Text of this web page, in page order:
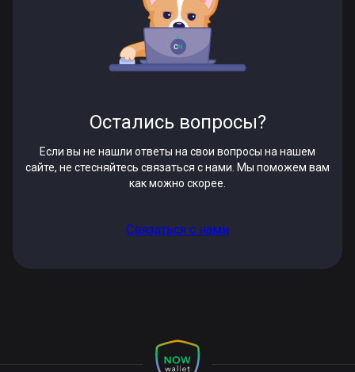
Остались вопросы?
Если вы не нашли ответы на свои вопросы на нашем
сайте, не стесняйтесь связаться с нами. Мы поможем вам
как можно скорее.
Связаться с нами